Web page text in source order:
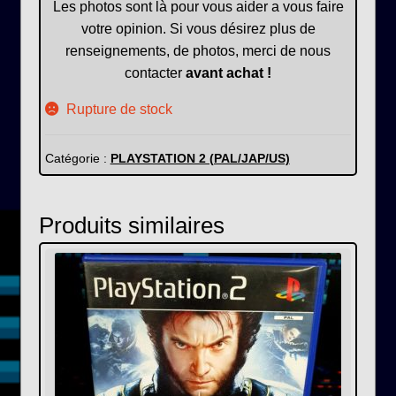
Les photos sont là pour vous aider a vous faire
votre opinion. Si vous désirez plus de
renseignements, de photos, merci de nous
contacter avant achat !
Rupture de stock
Catégorie : PLAYSTATION 2 (PAL/JAP/US)
Produits similaires